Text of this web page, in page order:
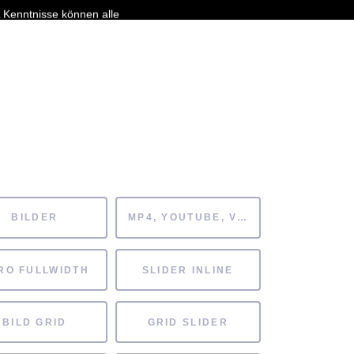
können alle
BILDER MP4, YOUTUBE, VIMEO
FULLWIDTH SLIDER INLINE
BILD GRID GRID SLIDER